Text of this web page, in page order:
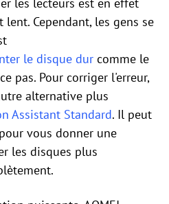
Cependant, les gens se
le disque dur comme le
pas. Pour corriger l'erreur,
alternative plus
Assistant Standard. Il peut
vous donner une
les disques plus